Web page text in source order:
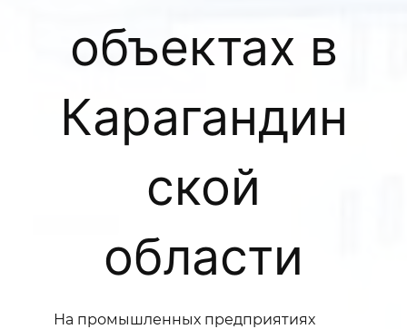
объектах в
Карагандин
ской
области
На промышленных предприятиях